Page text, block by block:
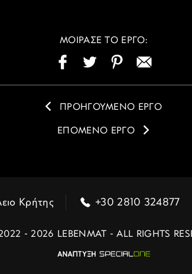
ΜΟΙΡΑΣΕ ΤΟ ΕΡΓΟ:
ΠΡΟΗΓΟΥΜΕΝΟ ΕΡΓΟ
ΕΠΟΜΕΝΟ ΕΡΓΟ
Κρήτης +30 2810 324877
- 2026 LEBENMAT - ALL RIGHTS